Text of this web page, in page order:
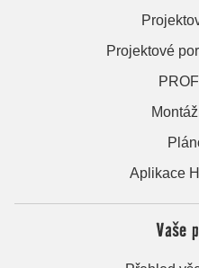
Projektové
Aplikace
Vaše